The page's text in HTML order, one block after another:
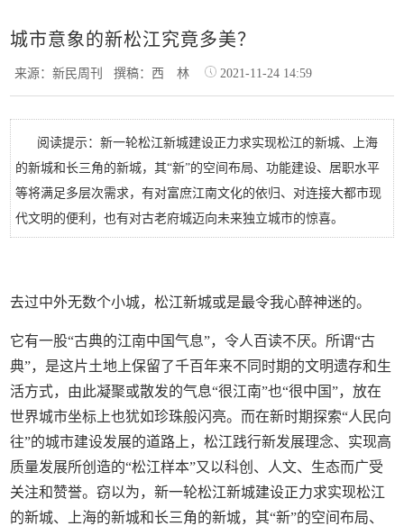
城市意象的新松江究竟多美？
来源：新民周刊撰稿：西 林 2021-11-24 14:59
阅读提示：新一轮松江新城建设正力求实现松江的新城、上海
的新城和长三角的新城，其“新”的空间布局、功能建设、居职水平
等将满足多层次需求，有对富庶江南文化的依归、对连接大都市现
代文明的便利，也有对古老府城迈向未来独立城市的惊喜。
去过中外无数个小城，松江新城或是最令我心醉神迷的。
它有一股“古典的江南中国气息”，令人百读不厌。所谓“古
典”，是这片土地上保留了千百年来不同时期的文明遗存和生
活方式，由此凝聚或散发的气息“很江南”也“很中国”，放在
世界城市坐标上也犹如珍珠般闪亮。而在新时期探索“人民向
往”的城市建设发展的道路上，松江践行新发展理念、实现高
质量发展所创造的“松江样本”又以科创、人文、生态而广受
关注和赞誉。窃以为，新一轮松江新城建设正力求实现松江
的新城、上海的新城和长三角的新城，其“新”的空间布局、